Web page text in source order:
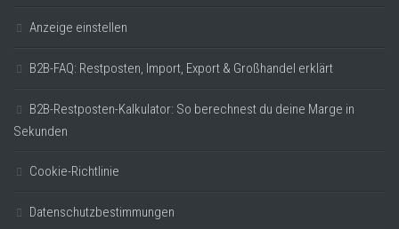
Anzeige einstellen
B2B-FAQ: Restposten, Import, Export & Großhandel erklärt
B2B-Restposten-Kalkulator: So berechnest du deine Marge in
Sekunden
Cookie-Richtlinie
Datenschutzbestimmungen